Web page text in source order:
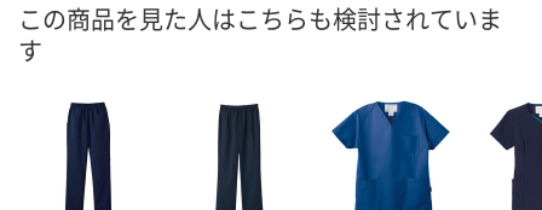
在庫 直送品 直送品 直送品
数量
カゴへ カゴへ
数量
カ
この商品を見た人はこちらも検討されていま
す